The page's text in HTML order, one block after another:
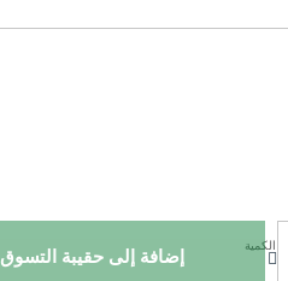
الكمية
إضافة إلى حقيبة التسوق